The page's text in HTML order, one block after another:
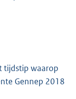
tijdstip waarop
Gennep 2018